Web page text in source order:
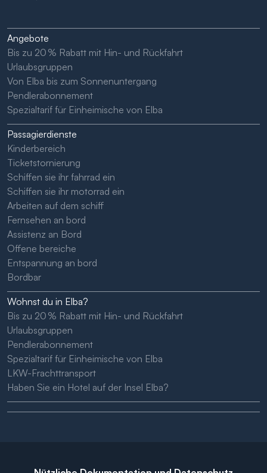
Angebote
Bis zu 20 % Rabatt mit Hin- und Rückfahrt
Urlaubsgruppen
Von Elba bis zum Sonnenuntergang
Pendlerabonnement
Spezialtarif für Einheimische von Elba
Passagierdienste
Kinderbereich
Ticketstornierung
Schiffen sie ihr fahrrad ein
Schiffen sie ihr motorrad ein
Arbeiten auf dem schiff
Fernsehen an bord
Assistenz an Bord
Offene bereiche
Entspannung an bord
Bordbar
Wohnst du in Elba?
Bis zu 20 % Rabatt mit Hin- und Rückfahrt
Urlaubsgruppen
Pendlerabonnement
Spezialtarif für Einheimische von Elba
LKW-Frachttransport
Haben Sie ein Hotel auf der Insel Elba?